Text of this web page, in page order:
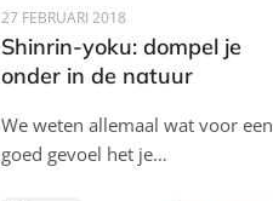
27 FEBRUARI 2018
Shinrin-yoku: dompel je
onder in de natuur
We weten allemaal wat voor een
goed gevoel het je…